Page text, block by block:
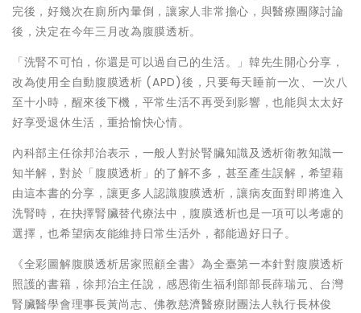
完後，好幾次在廁所內暈倒，讓家人非常擔心，與醫療團隊討論
後，決定在今年三月改為腹膜透析。
「洗腎不可怕，你還是可以過自己的生活。」韓先生開心分享，
改為使用全自動腹膜透析 (APD)後，只要每天睡前一次、一次八
至十小時，醒來後下機，平常生活不再受到影響，也能與太太好
好享受退休生活，重拾愉快心情。
內科部主任徐邦治表示，一般人對於腎臟知識及透析衛教知識一
知半解，對於「腹膜透析」的了解不多，甚至產生誤解，希望藉
由這本書的分享，讓更多人認識腹膜透析，讓病友面對即將進入
洗腎時，在抉擇腎臟替代療法中，腹膜透析也是一項可以考慮的
選擇，也希望病友能維持日常生活外，都能過好日子。
《全彩圖解腹膜透析居家照顧全書》為全臺第一本針對腹膜透析
照護的書籍，徐邦治主任說，感恩衛生福利部部長薛瑞元、台灣
腎臟醫學會理事長黃尚志、佛教慈濟醫療財團法人執行長林俊